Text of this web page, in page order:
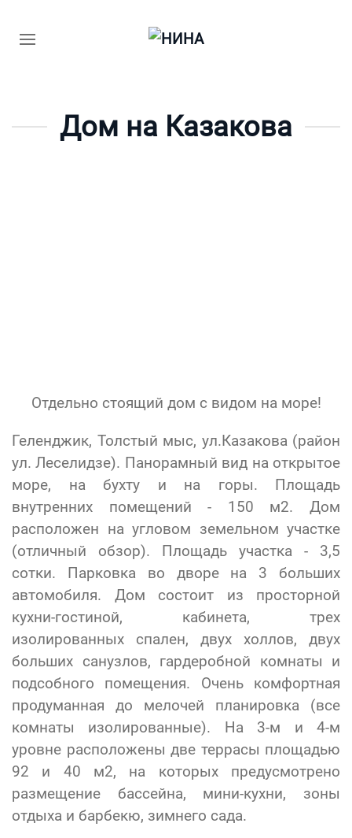
Дом на Казакова
Отдельно стоящий дом с видом на море!
Геленджик, Толстый мыс, ул.Казакова (район
ул. Леселидзе). Панорамный вид на открытое
море, на бухту и на горы. Площадь
внутренних помещений - 150 м2. Дом
расположен на угловом земельном участке
(отличный обзор). Площадь участка - 3,5
сотки. Парковка во дворе на 3 больших
автомобиля. Дом состоит из просторной
кухни-гостиной, кабинета, трех
изолированных спален, двух холлов, двух
больших санузлов, гардеробной комнаты и
подсобного помещения. Очень комфортная
продуманная до мелочей планировка (все
комнаты изолированные). На 3-м и 4-м
уровне расположены две террасы площадью
92 и 40 м2, на которых предусмотрено
размещение бассейна, мини-кухни, зоны
отдыха и барбекю, зимнего сада.